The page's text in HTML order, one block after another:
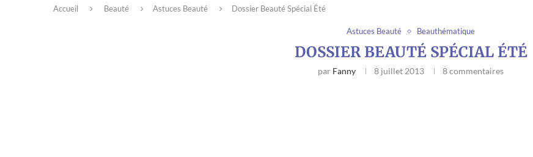
Accueil Beauté Astuces Beauté Dossier Beauté Spécial Été
Astuces Beauté Beauthématique
DOSSIER BEAUTÉ SPÉCIAL ÉTÉ
par Fanny 8 juillet 2013 8 commentaires